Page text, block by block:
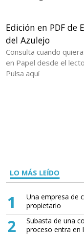
Edición en PDF de
del Azulejo
Consulta cuando
en Papel desde el
Pulsa aquí
LO MÁS LEÍDO
1
Una empresa de
propietario
2
Subasta de una
proceso entra en